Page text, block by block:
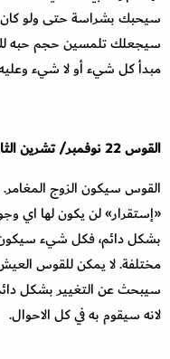
سيحبك بشراسة حتى ولو كان
سيجعلك تلمسين حجم حبه
مبدأ كل شيء أو لا شيء
القوس22نوفمبر/تشرين
القوس سيكون الزوج
«إستقرار» لن يكون لها اي
بشكل دائم، فكل شيء
مختلفة. لا يمكن للقوس
سيبحث عن التغيير بشكل
لانه سيقوم به في كل الاحوال.